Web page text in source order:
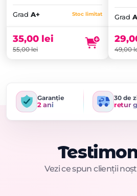
Grad A+ Stoc limitat
55,00lei
35,00 lei
Grad
49,00
Garanție
2 ani
30 de
retur
Vezi ce spun clienții